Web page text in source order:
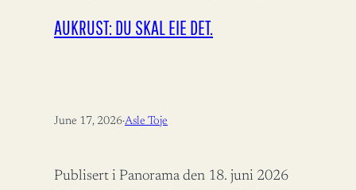
AUKRUST: DU SKAL EIE DET.
June 17, 2026·Asle Toje
Publisert i Panorama den 18. juni 2026